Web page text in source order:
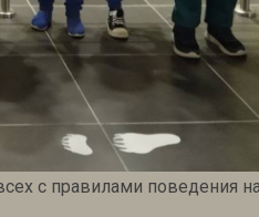
с правилами поведения